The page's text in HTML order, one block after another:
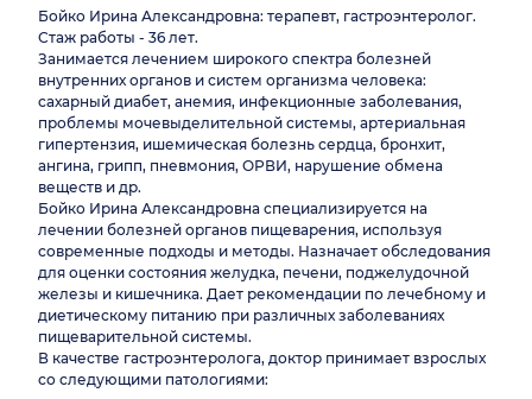
Бойко Ирина Александровна: терапевт, гастроэнтеролог.
Стаж работы - 36 лет.
Занимается лечением широкого спектра болезней
внутренних органов и систем организма человека:
сахарный диабет, анемия, инфекционные заболевания,
проблемы мочевыделительной системы, артериальная
гипертензия, ишемическая болезнь сердца, бронхит,
ангина, грипп, пневмония, ОРВИ, нарушение обмена
веществ и др.
Бойко Ирина Александровна специализируется на
лечении болезней органов пищеварения, используя
современные подходы и методы. Назначает обследования
для оценки состояния желудка, печени, поджелудочной
железы и кишечника. Дает рекомендации по лечебному и
диетическому питанию при различных заболеваниях
пищеварительной системы.
В качестве гастроэнтеролога, доктор принимает взрослых
со следующими патологиями: